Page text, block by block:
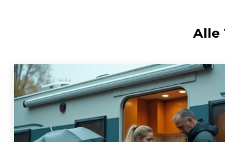
Alle